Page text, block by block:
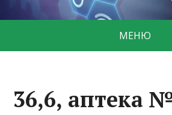
МЕНЮ
36,6, аптека